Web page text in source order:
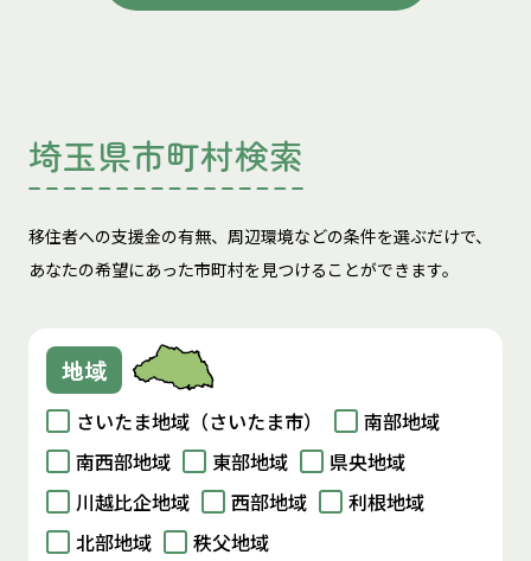
埼玉県市町村検索
移住者への支援金の有無、周辺環境などの条件を選ぶだけで、
あなたの希望にあった市町村を見つけることができます。
地域
さいたま地域（さいたま市）
南部地域
南西部地域
東部地域
県央地域
川越比企地域
西部地域
利根地域
北部地域
秩父地域